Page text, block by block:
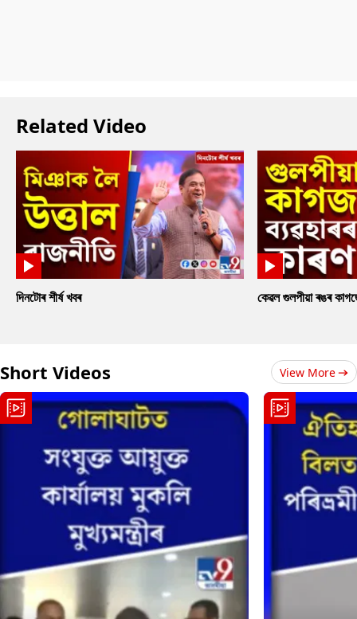
Related Video
দিনটোৰ শীৰ্ষ খবৰ কেৱল গুলপীয়া ৰঙৰ
Short Videos View More